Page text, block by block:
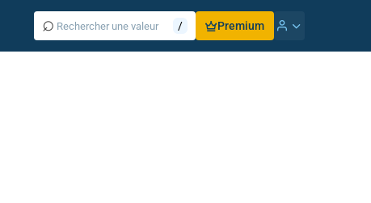
⌕ / Premium